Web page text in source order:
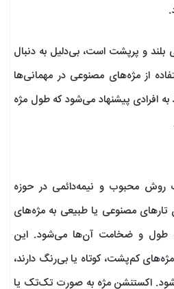
بلند و پرپشت است، بی‌دلیل به دنبال
از مژه‌های مصنوعی در مهمانی‌ها
افرادی پیشنهاد می‌شود که طول مژه
روش محبوب و نیمه‌دائمی در حوزه
تارهای مصنوعی یا طبیعی به مژه‌های
طول و ضخامت آن‌ها می‌شود. این
کم‌پشت، کوتاه یا بی‌رنگ دارند،
اکستنشن مژه به صورت تک‌تک یا